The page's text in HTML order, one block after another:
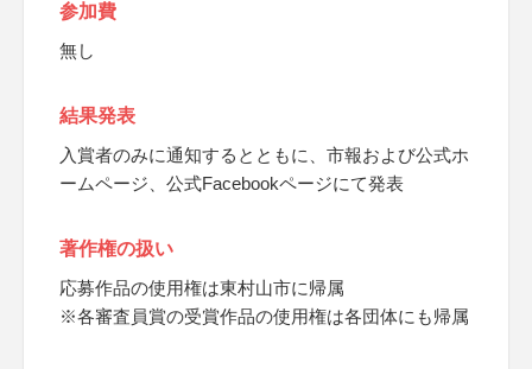
参加費
無し
結果発表
入賞者のみに通知するとともに、市報および公式ホ
ームページ、公式Facebookページにて発表
著作権の扱い
応募作品の使用権は東村山市に帰属
※各審査員賞の受賞作品の使用権は各団体にも帰属